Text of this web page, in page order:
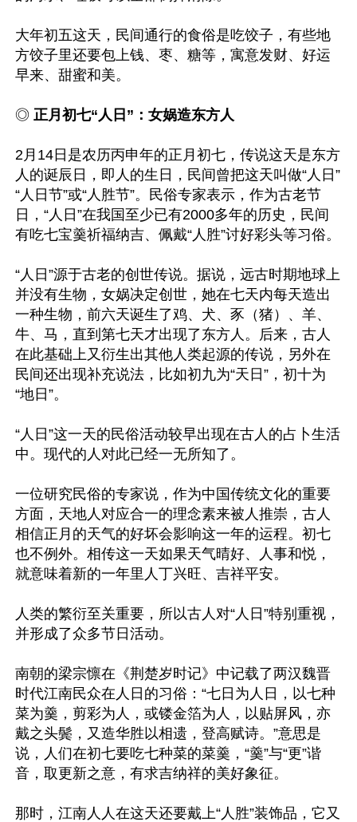
大年初五这天，民间通行的食俗是吃饺子，有些地
方饺子里还要包上钱、枣、糖等，寓意发财、好运
早来、甜蜜和美。
◎ 正月初七“人日”：女娲造东方人
2月14日是农历丙申年的正月初七，传说这天是东方
人的诞辰日，即人的生日，民间曾把这天叫做“人日”
“人日节”或“人胜节”。民俗专家表示，作为古老节
日，“人日”在我国至少已有2000多年的历史，民间
有吃七宝羹祈福纳吉、佩戴“人胜”讨好彩头等习俗。
“人日”源于古老的创世传说。据说，远古时期地球上
并没有生物，女娲决定创世，她在七天内每天造出
一种生物，前六天诞生了鸡、犬、豕（猪）、羊、
牛、马，直到第七天才出现了东方人。后来，古人
在此基础上又衍生出其他人类起源的传说，另外在
民间还出现补充说法，比如初九为“天日”，初十为
“地日”。
“人日”这一天的民俗活动较早出现在古人的占卜生活
中。现代的人对此已经一无所知了。
一位研究民俗的专家说，作为中国传统文化的重要
方面，天地人对应合一的理念素来被人推崇，古人
相信正月的天气的好坏会影响这一年的运程。初七
也不例外。相传这一天如果天气晴好、人事和悦，
就意味着新的一年里人丁兴旺、吉祥平安。
人类的繁衍至关重要，所以古人对“人日”特别重视，
并形成了众多节日活动。
南朝的梁宗懔在《荆楚岁时记》中记载了两汉魏晋
时代江南民众在人日的习俗：“七日为人日，以七种
菜为羹，剪彩为人，或镂金箔为人，以贴屏风，亦
戴之头鬓，又造华胜以相遗，登高赋诗。”意思是
说，人们在初七要吃七种菜的菜羹，“羹”与“更”谐
音，取更新之意，有求吉纳祥的美好象征。
那时，江南人人在这天还要戴上“人胜”装饰品，它又